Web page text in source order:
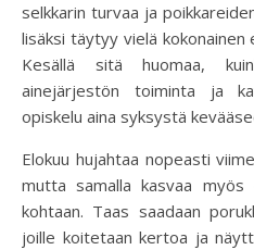
selkkarin turvaa ja
lisäksi täytyy vielä kokonainen
Kesällä sitä huomaa,
ainejärjestön toiminta ja
opiskelu aina syksystä
Elokuu hujahtaa nopeasti
mutta samalla kasvaa myös
kohtaan. Taas saadaan
joille koitetaan kertoa ja